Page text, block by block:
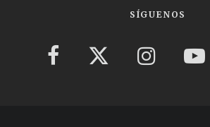
SÍGUENOS